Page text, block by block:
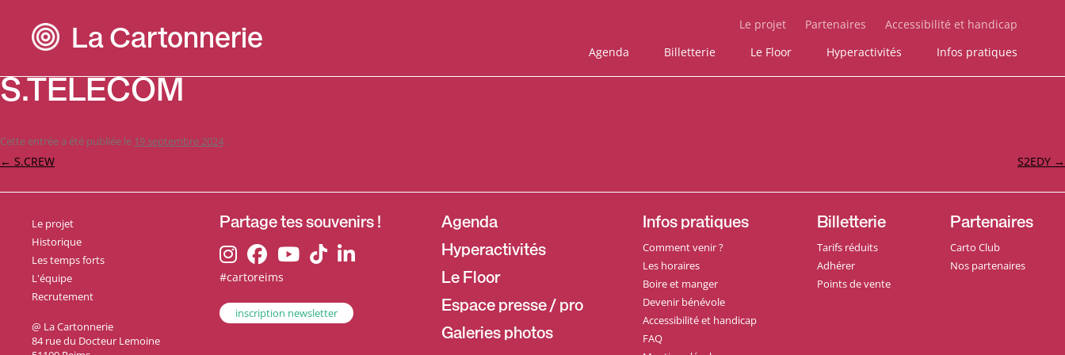
La Cartonnerie
Le projet Partenaires
Accessibilité et handicap
Agenda
Billetterie Le Floor Hyperactivités Infos pratiques
S.TELECOM
Cette entrée a été publiée le 19 septembre 2024 .
Navigation
← S.CREW S2EDY →
Le projet
Historique
Les temps forts
L'équipe
Recrutement
@ La Cartonnerie
84 rue du Docteur Lemoine
Partage tes souvenirs !
#cartoreims
inscription newsletter
Agenda
Hyperactivités
Le Floor
Espace presse / pro
Galeries photos
Infos pratiques
Comment venir ?
Les horaires
Boire et manger
Devenir bénévole
Accessibilité et handicap
FAQ
Billetterie
Tarifs réduits
Adhérer
Points de vente
Partenaires
Carto Club
Nos partenaires